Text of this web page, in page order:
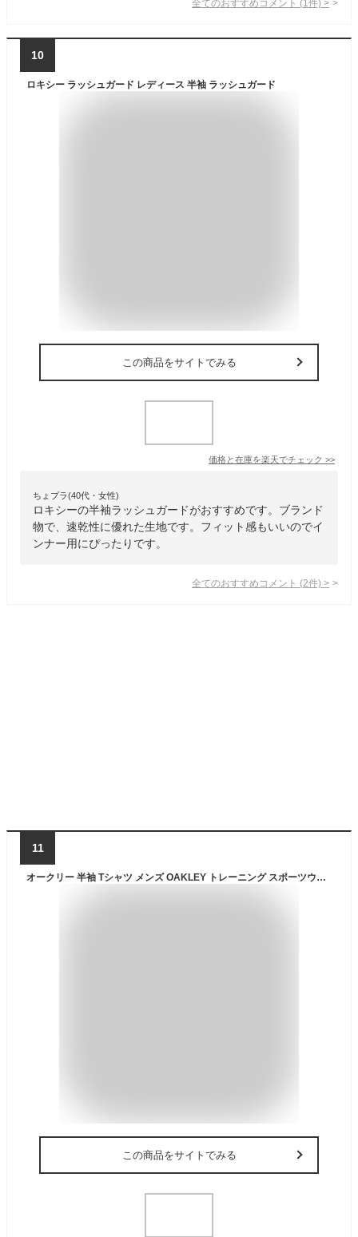
全てのおすすめコメント (1 件) >
10
ロキシー ラッシュガード レディース 半袖 ラッシュガード
この商品をサイトでみる
価格と在庫を楽天でチェック >>
ちょプラ(40代・女性)
ロキシーの半袖ラッシュガードがおすすめです。ブランド
物で、速乾性に優れた生地です。フィット感もいいのでイ
ンナー用にぴったりです。
全てのおすすめコメント (2件) >
11
オークリー 半袖 Tシャツ メンズ OAKLEY トレーニング スポーツウェア フィットネス ランニング 吸汗速乾 抗菌防臭 プリントT 男性 春夏 トップス/FOA405179
この商品をサイトでみる